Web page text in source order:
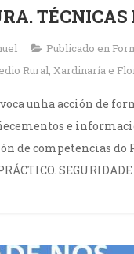
TÉCNICAS
Publicado en
Rural,Xardinaría e
unha acción de
e
de competencias do